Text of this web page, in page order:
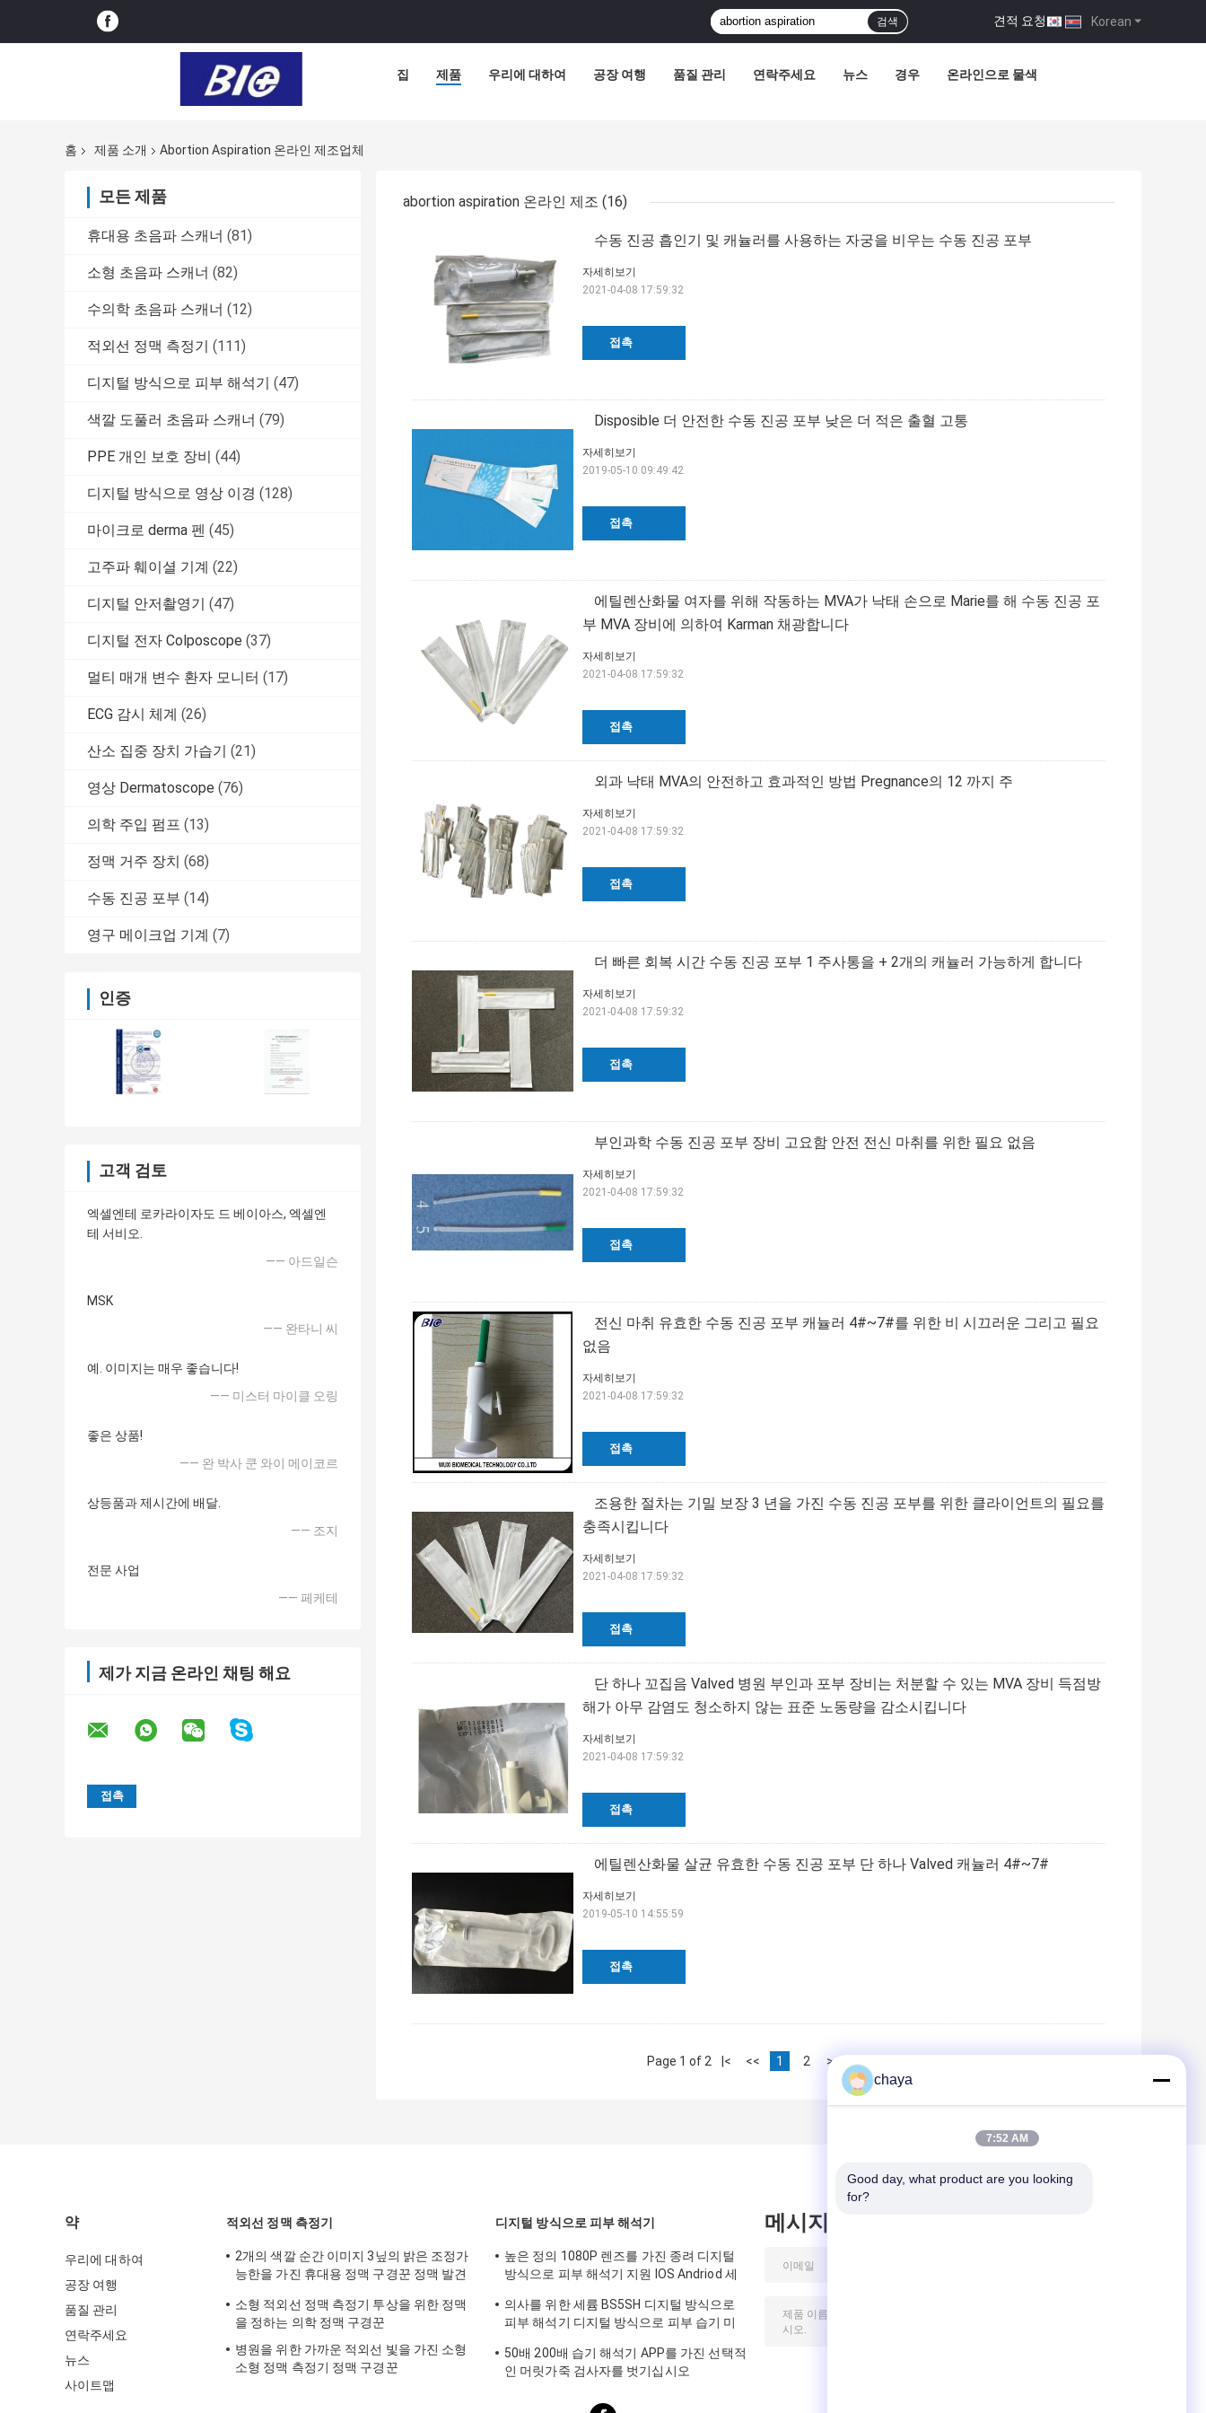
Korean
견적 요청 |
검색
집 제품 우리에 대하여 공장 여행 품질 관리 연락주세요 뉴스 경우 온라인으로 물색
홈 제품 소개 Abortion Aspiration 온라인 제조업체
모든 제품
휴대용 초음파 스캐너 (81)
소형 초음파 스캐너 (82)
수의학 초음파 스캐너 (12)
적외선 정맥 측정기 (111)
디지털 방식으로 피부 해석기 (47)
색깔 도풀러 초음파 스캐너 (79)
PPE 개인 보호 장비 (44)
디지털 방식으로 영상 이경 (128)
마이크로 derma 펜 (45)
고주파 훼이셜 기계 (22)
디지털 안저촬영기 (47)
디지털 전자 Colposcope (37)
멀티 매개 변수 환자 모니터 (17)
ECG 감시 체계 (26)
산소 집중 장치 가습기 (21)
영상 Dermatoscope (76)
의학 주입 펌프 (13)
정맥 거주 장치 (68)
수동 진공 포부 (14)
영구 메이크업 기계 (7)
인증
고객 검토
엑셀엔테 로카라이자도 드 베이아스, 엑셀엔
테 서비오.
—— 아드일슨
MSK
—— 완타니 씨
예. 이미지는 매우 좋습니다!
—— 미스터 마이클 오링
좋은 상품!
—— 완 박사 쿤 와이 메이코르
상등품과 제시간에 배달.
—— 조지
전문 사업
—— 페케테
제가 지금 온라인 채팅 해요
abortion aspiration 온라인 제조 (16)
수동 진공 흡인기 및 캐뉼러를 사용하는 자궁을 비우는 수동 진공 포부
접촉
자세히보기
2021-04-08 17:59:32
Disposible 더 안전한 수동 진공 포부 낮은 더 적은 출혈 고통
접촉
자세히보기
2019-05-10 09:49:42
에틸렌산화물 여자를 위해 작동하는 MVA가 낙태 손으로 Marie를 해 수동 진공 포
부 MVA 장비에 의하여 Karman 채광합니다
접촉
자세히보기
2021-04-08 17:59:32
외과 낙태 MVA의 안전하고 효과적인 방법 Pregnance의 12 까지 주
접촉
자세히보기
2021-04-08 17:59:32
더 빠른 회복 시간 수동 진공 포부 1 주사통을 + 2개의 캐뉼러 가능하게 합니다
접촉
자세히보기
2021-04-08 17:59:32
부인과학 수동 진공 포부 장비 고요함 안전 전신 마취를 위한 필요 없음
접촉
자세히보기
2021-04-08 17:59:32
전신 마취 유효한 수동 진공 포부 캐뉼러 4#~7#를 위한 비 시끄러운 그리고 필요
없음
접촉
자세히보기
2021-04-08 17:59:32
조용한 절차는 기밀 보장 3 년을 가진 수동 진공 포부를 위한 클라이언트의 필요를
충족시킵니다
접촉
자세히보기
2021-04-08 17:59:32
단 하나 꼬집음 Valved 병원 부인과 포부 장비는 처분할 수 있는 MVA 장비 득점방
해가 아무 감염도 청소하지 않는 표준 노동량을 감소시킵니다
접촉
자세히보기
2021-04-08 17:59:32
에틸렌산화물 살균 유효한 수동 진공 포부 단 하나 Valved 캐뉼러 4#~7#
접촉
자세히보기
2019-05-10 14:55:59
Page 1 of 2 |< << 1 2 >> >|
약
우리에 대하여
공장 여행
품질 관리
연락주세요
뉴스
사이트맵
적외선 정맥 측정기
2개의 색깔 순간 이미지 3닢의 밝은 조정가
능한을 가진 휴대용 정맥 구경꾼 정맥 발견
소형 적외선 정맥 측정기 투상을 위한 정맥
을 정하는 의학 정맥 구경꾼
병원을 위한 가까운 적외선 빛을 가진 소형
소형 정맥 측정기 정맥 구경꾼
디지털 방식으로 피부 해석기
높은 정의 1080P 렌즈를 가진 종려 디지털
방식으로 피부 해석기 지원 IOS Andriod 세
의사를 위한 세륨 BS5SH 디지털 방식으로
피부 해석기 디지털 방식으로 피부 습기 미
50배 200배 습기 해석기 APP를 가진 선택적
인 머릿가죽 검사자를 벗기십시오
메시지를 남겨주세요
chaya
7:52 AM
Good day, what product are you looking
for?